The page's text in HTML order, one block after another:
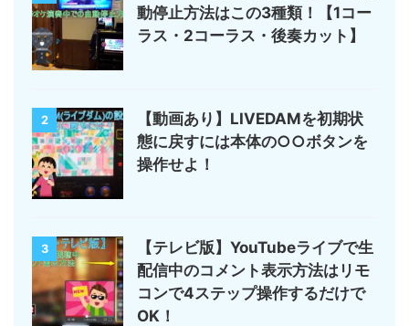
動停止方法はこの3種類！【1コー
ラス・2コーラス・後奏カット】
2
【動画あり】LIVEDAMを初期状
態に戻すには本体の○○ボタンを
操作せよ！
3
【テレビ版】YouTubeライブで生
配信中のコメント表示方法はリモ
コンで4ステップ操作するだけで
OK！